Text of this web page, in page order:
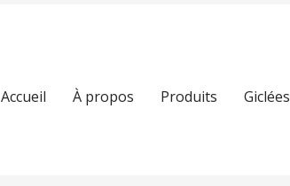
Accueil À propos Produits Giclées